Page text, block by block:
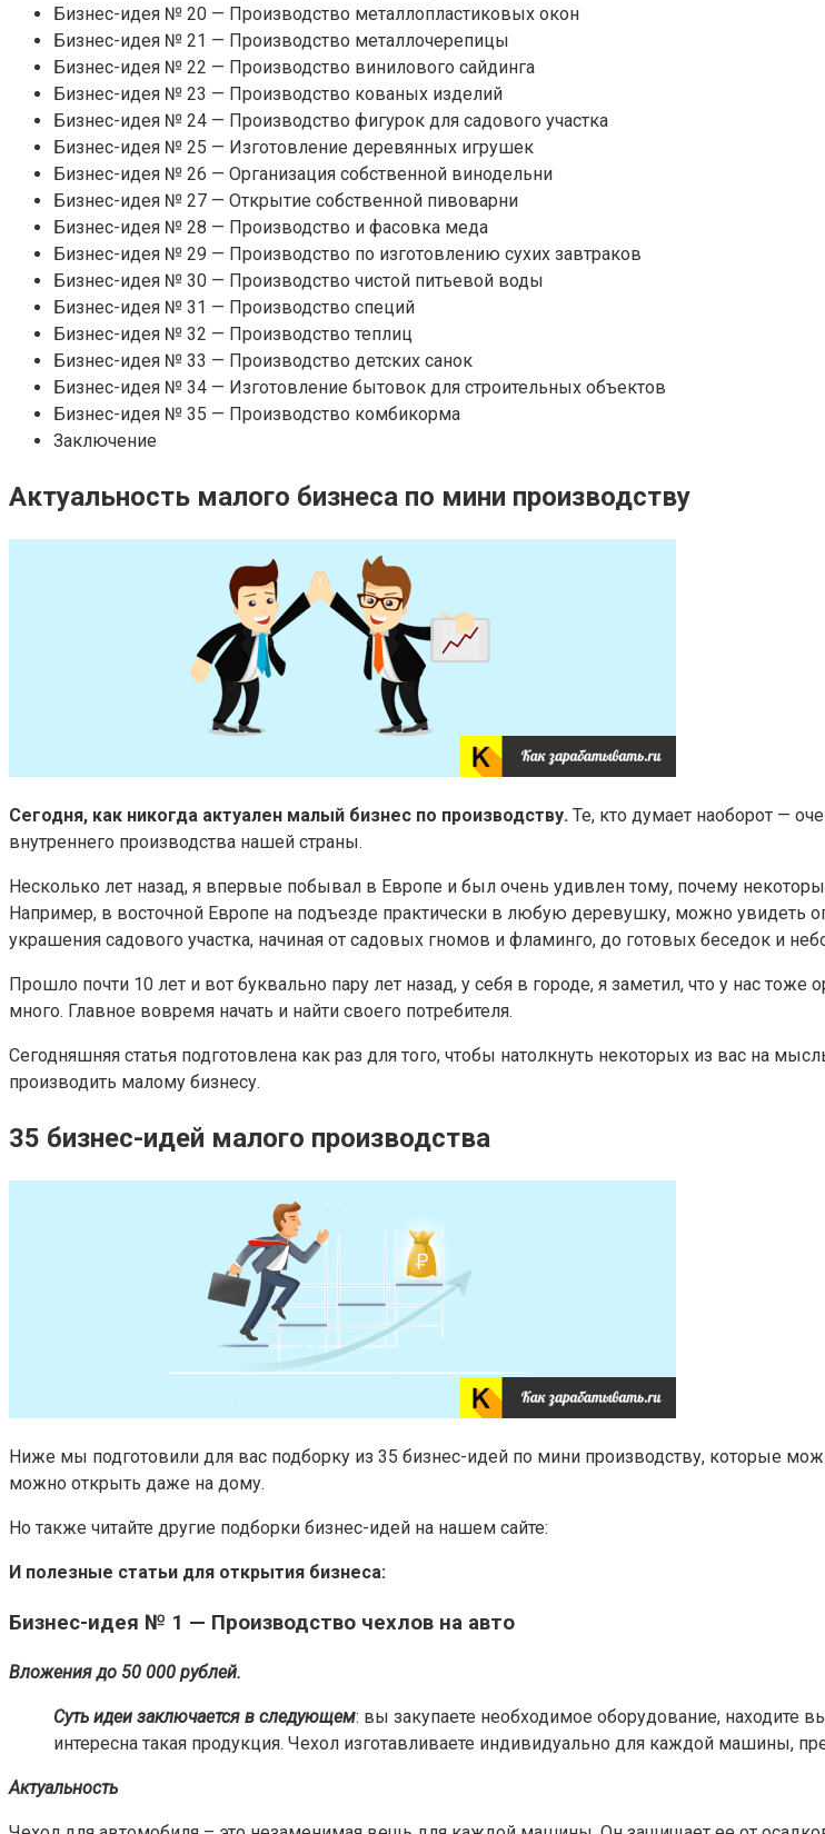
Бизнес-идея № 20 — Производство металлопластиковых окон
Бизнес-идея № 21 — Производство металлочерепицы
Бизнес-идея № 22 — Производство винилового сайдинга
Бизнес-идея № 23 — Производство кованых изделий
Бизнес-идея № 24 — Производство фигурок для садового участка
Бизнес-идея № 25 — Изготовление деревянных игрушек
Бизнес-идея № 26 — Организация собственной винодельни
Бизнес-идея № 27 — Открытие собственной пивоварни
Бизнес-идея № 28 — Производство и фасовка меда
Бизнес-идея № 29 — Производство по изготовлению сухих завтраков
Бизнес-идея № 30 — Производство чистой питьевой воды
Бизнес-идея № 31 — Производство специй
Бизнес-идея № 32 — Производство теплиц
Бизнес-идея № 33 — Производство детских санок
Бизнес-идея № 34 — Изготовление бытовок для строительных объектов
Бизнес-идея № 35 — Производство комбикорма
Заключение
Актуальность малого бизнеса по мини производству
Сегодня, как никогда актуален малый бизнес по производству. Те, кто думает наоборот —
внутреннего производства нашей страны.
Несколько лет назад, я впервые побывал в Европе и был очень удивлен тому, почему
Например, в восточной Европе на подъезде практически в любую деревушку, можно увидеть
украшения садового участка, начиная от садовых гномов и фламинго, до готовых беседок и
Прошло почти 10 лет и вот буквально пару лет назад, у себя в городе, я заметил, что у нас
много. Главное вовремя начать и найти своего потребителя.
Сегодняшняя статья подготовлена как раз для того, чтобы натолкнуть некоторых из вас на
производить малому бизнесу.
35 бизнес-идей малого производства
Ниже мы подготовили для вас подборку из 35 бизнес-идей по мини производству, которые
можно открыть даже на дому.
Но также читайте другие подборки бизнес-идей на нашем сайте:
И полезные статьи для открытия бизнеса:
Бизнес-идея № 1 — Производство чехлов на авто
Вложения до 50 000 рублей.
Суть идеи заключается в следующем: вы закупаете необходимое оборудование, находите
интересна такая продукция. Чехол изготавливаете индивидуально для каждой машины,
Актуальность